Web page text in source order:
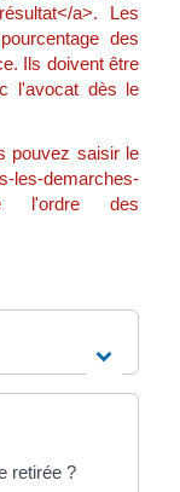
a>. Les
des
Ils doivent être
l'avocat dès le
pouvez saisir le
les-demarches-
de l'ordre des
retirée ?